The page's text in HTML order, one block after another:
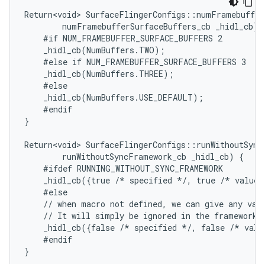
Return<void>
numFramebufferSurfaceBuffers_cb _hidl_cb)
    #if NUM_FRAMEBUFFER_SURFACE_BUFFERS 2
    _hidl_cb(NumBuffers.TWO);
    #else if NUM_FRAMEBUFFER_SURFACE_BUFFERS 3
    _hidl_cb(NumBuffers.THREE);
    #else
    _hidl_cb(NumBuffers.USE_DEFAULT);
    #endif
}
Return<void>
        runWithoutSyncFramework_cb _hidl_cb) {
    #ifdef RUNNING_WITHOUT_SYNC_FRAMEWORK
_hidl_cb({true /* specified */, true /* value
    #else
// when macro not defined, we can give any
// It will simply be ignored in the framework
_hidl_cb({false /* specified */, false /*
    #endif